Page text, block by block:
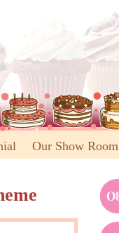
Our Show Room